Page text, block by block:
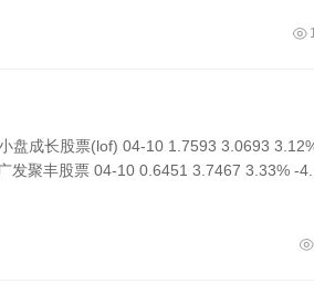
盘成长股票(lof) 04-10 1.7593 3.0693
发聚丰股票 04-10 0.6451 3.7467 3.33% -